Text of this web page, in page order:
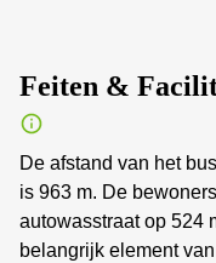
Feiten &
De afstand van het
is 963 m. De
autowasstraat op 524
belangrijk element